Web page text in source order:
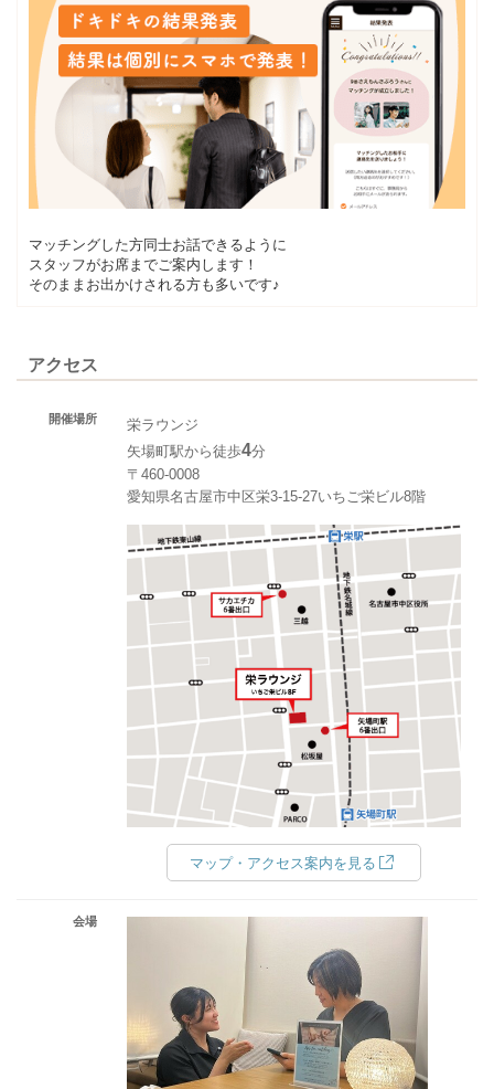
マッチングした方同士お話できるように
スタッフがお席までご案内します！
そのままお出かけされる方も多いです♪
アクセス
開催場所
栄ラウンジ
矢場町駅から徒歩4分
〒460-0008
愛知県名古屋市中区栄3-15-27いちご栄ビル8階
マップ・アクセス案内を見る
会場